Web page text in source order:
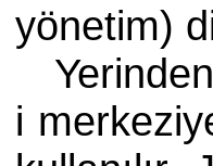
yönetim)
i